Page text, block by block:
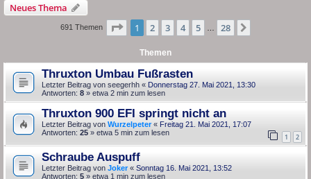
Neues Thema
691 Themen Seite 1von 28
1 2 3 4 5 28
Themen
Thruxton Umbau Fußrasten
Letzter Beitrag von seegerhh « Donnerstag 27. Mai 2021, 13:30
Antworten: 8 » etwa 2 min zum lesen
Thruxton 900 EFI springt nicht an
Letzter Beitrag von Wurzelpeter« Freitag 21. Mai 2021, 17:07
Antworten: 25 1 2
» etwa 5 min zum lesen
Schraube Auspuff
Letzter Beitrag von Joker« Sonntag 16. Mai 2021, 13:52
Antworten: 5 » etwa 1 min zum lesen